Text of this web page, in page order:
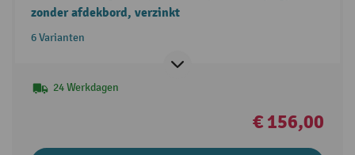
zonder afdekbord, verzinkt
6 Varianten
24 Werkdagen
€ 156,00